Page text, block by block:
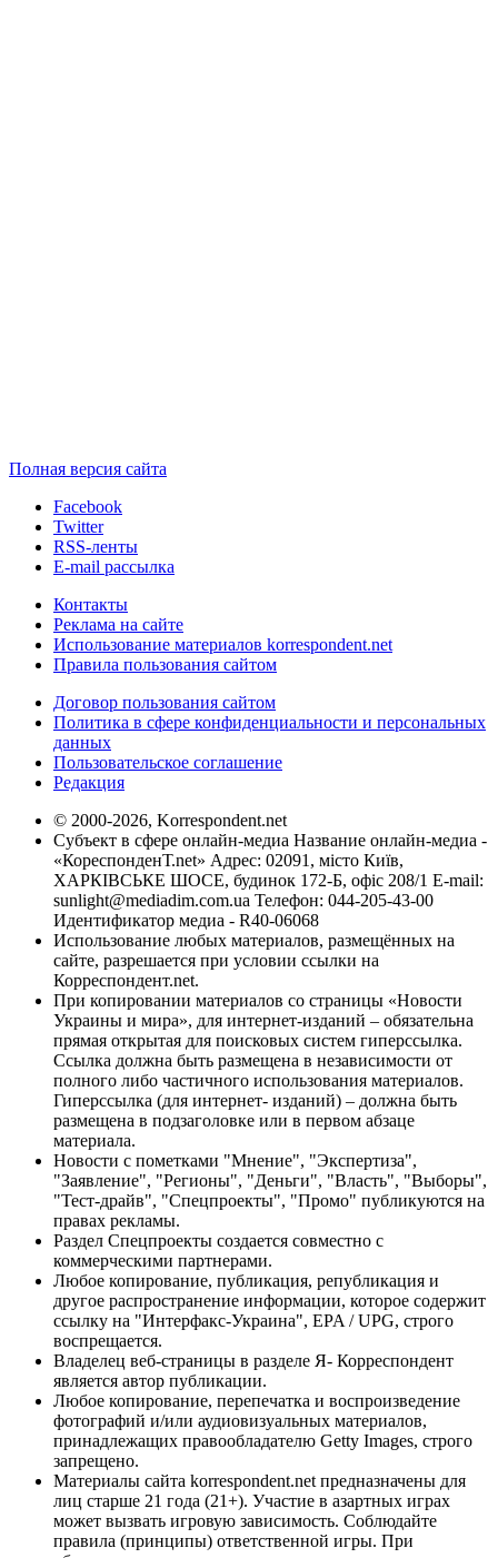
Полная версия сайта
Facebook
Twitter
RSS-ленты
E-mail рассылка
Контакты
Реклама на сайте
Использование материалов korrespondent.net
Правила пользования сайтом
Договор пользования сайтом
Политика в сфере конфиденциальности и персональных
данных
Пользовательское соглашение
Редакция
© 2000-2026, Korrespondent.net
Субъект в сфере онлайн-медиа Название онлайн-медиа -
«КореспонденТ.net» Адрес: 02091, місто Київ,
ХАРКІВСЬКЕ ШОСЕ, будинок 172-Б, офіс 208/1 E-mail:
sunlight@mediadim.com.ua Телефон: 044-205-43-00
Идентификатор медиа - R40-06068
Использование любых материалов, размещённых на
сайте, разрешается при условии ссылки на
Корреспондент.net.
При копировании материалов со страницы «Новости
Украины и мира», для интернет-изданий – обязательна
прямая открытая для поисковых систем гиперссылка.
Ссылка должна быть размещена в независимости от
полного либо частичного использования материалов.
Гиперссылка (для интернет- изданий) – должна быть
размещена в подзаголовке или в первом абзаце
материала.
Новости с пометками "Мнение", "Экспертиза",
"Заявление", "Регионы", "Деньги", "Власть", "Выборы",
"Тест-драйв", "Спецпроекты", "Промо" публикуются на
правах рекламы.
Раздел Спецпроекты создается совместно с
коммерческими партнерами.
Любое копирование, публикация, републикация и
другое распространение информации, которое содержит
ссылку на "Интерфакс-Украина", EPA / UPG, строго
воспрещается.
Владелец веб-страницы в разделе Я- Корреспондент
является автор публикации.
Любое копирование, перепечатка и воспроизведение
фотографий и/или аудиовизуальных материалов,
принадлежащих правообладателю Getty Images, строго
запрещено.
Материалы сайта korrespondent.net предназначены для
лиц старше 21 года (21+). Участие в азартных играх
может вызвать игровую зависимость. Соблюдайте
правила (принципы) ответственной игры. При